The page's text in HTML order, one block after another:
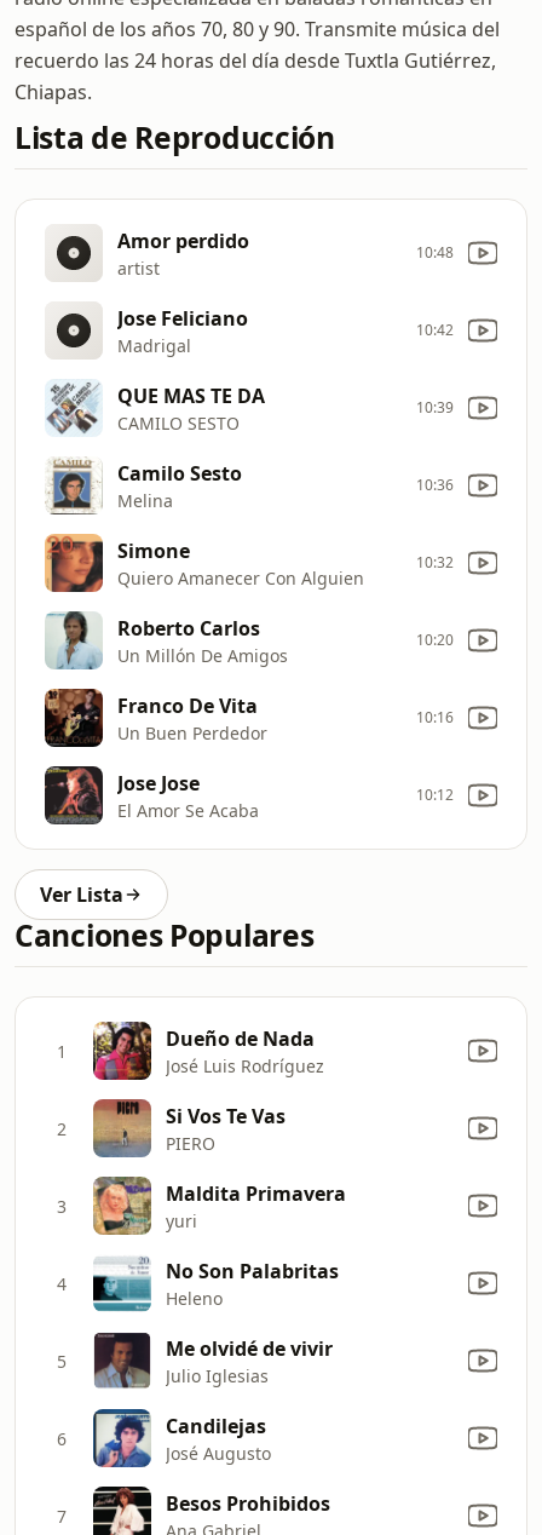
español de los años 70, 80 y 90. Transmite música del
recuerdo las 24 horas del día desde Tuxtla Gutiérrez,
Chiapas.
Lista de Reproducción
Amor perdido
artist
10:48
Jose Feliciano
Madrigal
10:42
QUE MAS TE DA
CAMILO SESTO
10:39
Camilo Sesto
Melina
10:36
Simone
Quiero Amanecer Con Alguien
10:32
Roberto Carlos
Un Millón De Amigos
10:20
Franco De Vita
Un Buen Perdedor
10:16
Jose Jose
El Amor Se Acaba
10:12
Ver Lista
Canciones Populares
1 Dueño de Nada
José Luis Rodríguez
2 Si Vos Te Vas
PIERO
3 Maldita Primavera
yuri
4 No Son Palabritas
Heleno
5 Me olvidé de vivir
Julio Iglesias
6 Candilejas
José Augusto
7 Besos Prohibidos
Ana Gabriel